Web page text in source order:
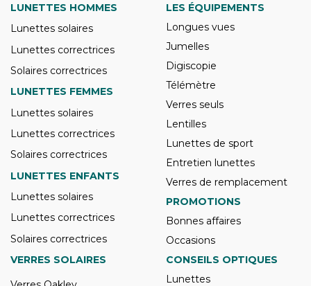
LUNETTES HOMMES
Lunettes solaires
Lunettes correctrices
Solaires correctrices
LUNETTES FEMMES
Lunettes solaires
Lunettes correctrices
Solaires correctrices
LUNETTES ENFANTS
Lunettes solaires
Lunettes correctrices
Solaires correctrices
LES ÉQUIPEMENTS
Longues vues
Jumelles
Digiscopie
Télémètre
Verres seuls
Lentilles
Lunettes de sport
Entretien lunettes
Verres de remplacement
PROMOTIONS
Bonnes affaires
Occasions
VERRES SOLAIRES
CONSEILS OPTIQUES
Lunettes